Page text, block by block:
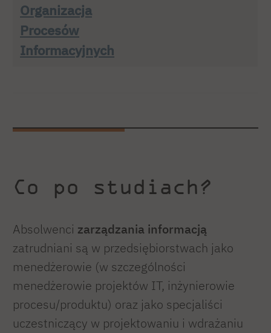
Organizacja
Procesów
Informacyjnych
Co po studiach?
Absolwenci zarządzania informacją
zatrudniani są w przedsiębiorstwach jako
menedżerowie (w szczególności
menedżerowie projektów IT, inżynierowie
procesu/produktu) oraz jako specjaliści
uczestniczący w projektowaniu i wdrażaniu